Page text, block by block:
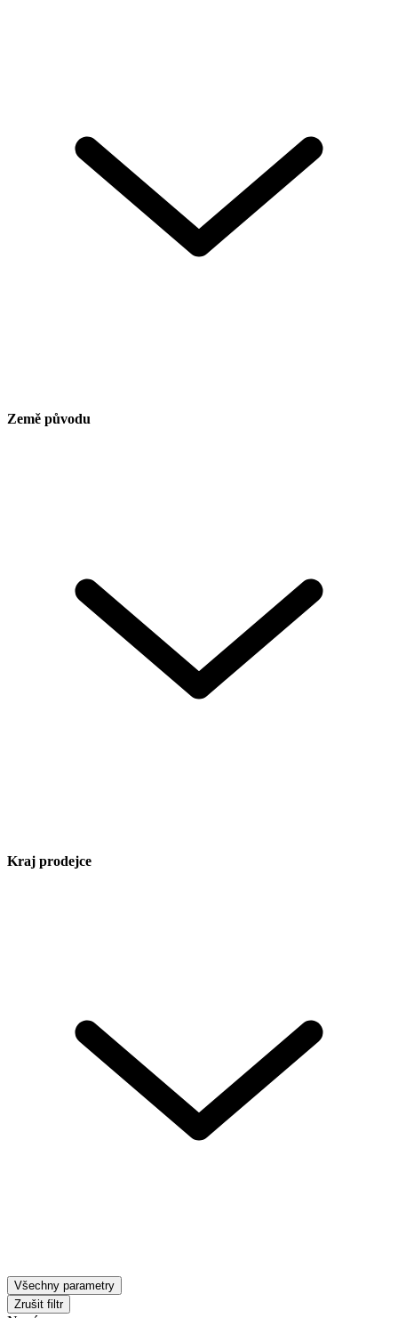
Země původu
Kraj prodejce
Všechny parametry
Zrušit filtr